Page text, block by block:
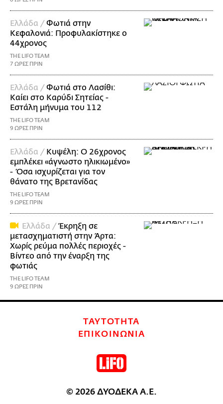
Ελλάδα /Φωτιά στην
Κεφαλονιά: Προφυλακίστηκε ο
44χρονος
THE LIFO TEAM
7 ΩΡΕΣ ΠΡΙΝ
Ελλάδα /Φωτιά στο Λασίθι:
Καίει στο Καρύδι Σητείας -
Εστάλη μήνυμα του 112
THE LIFO TEAM
9 ΩΡΕΣ ΠΡΙΝ
Ελλάδα / Κυψέλη: Ο 26χρονος
εμπλέκει «άγνωστο ηλικιωμένο»
- Όσα ισχυρίζεται για τον
θάνατο της Βρετανίδας
THE LIFO TEAM
9 ΩΡΕΣ ΠΡΙΝ
Ελλάδα /Έκρηξη σε
μετασχηματιστή στην Άρτα:
Χωρίς ρεύμα πολλές περιοχές -
Βίντεο από την έναρξη της
φωτιάς
THE LIFO TEAM
9 ΩΡΕΣ ΠΡΙΝ
ΤΑΥΤΟΤΗΤΑ
ΕΠΙΚΟΙΝΩΝΙΑ
© 2026 ΔΥΟΔΕΚΑ Α.Ε.